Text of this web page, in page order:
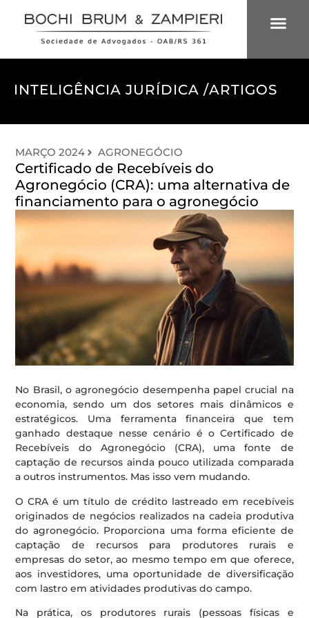
INTELIGÊNCIA JURÍDICA /ARTIGOS
MARÇO 2024 AGRONEGÓCIO
Certificado de Recebíveis do
Agronegócio (CRA): uma alternativa de
financiamento para o agronegócio
No Brasil, o agronegócio desempenha papel crucial na
economia, sendo um dos setores mais dinâmicos e
estratégicos. Uma ferramenta financeira que tem
ganhado destaque nesse cenário é o Certificado de
Recebíveis do Agronegócio (CRA), uma fonte de
captação de recursos ainda pouco utilizada comparada
a outros instrumentos. Mas isso vem mudando.
O CRA é um título de crédito lastreado em recebíveis
originados de negócios realizados na cadeia produtiva
do agronegócio. Proporciona uma forma eficiente de
captação de recursos para produtores rurais e
empresas do setor, ao mesmo tempo em que oferece,
aos investidores, uma oportunidade de diversificação
com lastro em atividades produtivas do campo.
Na prática, os produtores rurais (pessoas físicas e